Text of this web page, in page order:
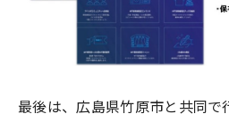
最後は、広島県竹原市と共同で